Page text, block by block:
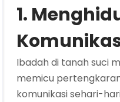
1.
Ibadah di tanah suci
memicu
komunikasi sehari-